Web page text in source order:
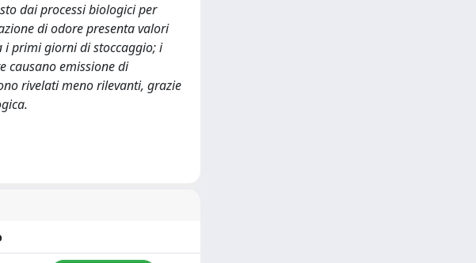
dai processi biologici per
di odore presenta valori
i primi giorni di stoccaggio; i
causano emissione di
rivelati meno rilevanti, grazie